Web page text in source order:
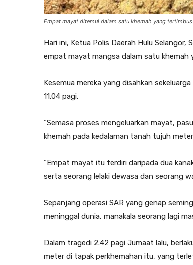
Empat mayat ditemui dalam satu khemah yang
Hari ini, Ketua Polis Daerah Hulu
empat mayat mangsa dalam satu
Kesemua mereka yang disahkan
11.04 pagi.
“Semasa proses mengeluarkan mayat,
khemah pada kedalaman tanah tujuh
“Empat mayat itu terdiri daripada dua
serta seorang lelaki dewasa dan seorang
Sepanjang operasi SAR yang genap
meninggal dunia, manakala seorang lagi
Dalam tragedi 2.42 pagi Jumaat lalu,
meter di tapak perkhemahan itu, yang